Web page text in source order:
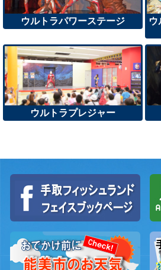
ウルトラパワーステージ
ウ
ウルトラプレジャー